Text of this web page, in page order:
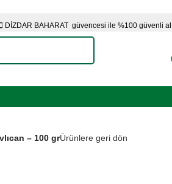
DİZDAR BAHARAT güvencesi ile %100 güvenli
– 100 grÜrünlere geri dön